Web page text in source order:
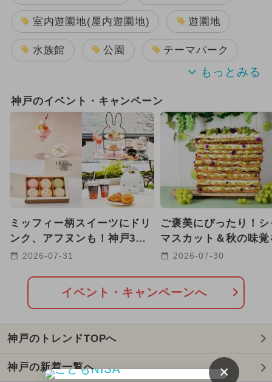
室内遊園地(屋内遊園地) 遊園地
水族館 公園 テーマパーク
プール BBQ(バーベキュー)
神戸のイベント・キャンペーン
ミッフィー柄スイーツにドリ
ンク、アフヌンも！神戸3施
設で夏限定コラボ開催
2026-07-31
ご褒美にぴったり！
マスカット＆秋の味覚
する限定ビュッフェ
2026-07-30
イベント・キャンペーンへ
神戸のトレンドTOPへ
神戸の新着一覧へ ×